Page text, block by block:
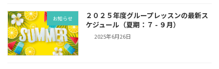
お知らせ
２０２５年度グループレッスンの最新ス
ケジュール（夏期：７ - ９月）
2025年6月26日